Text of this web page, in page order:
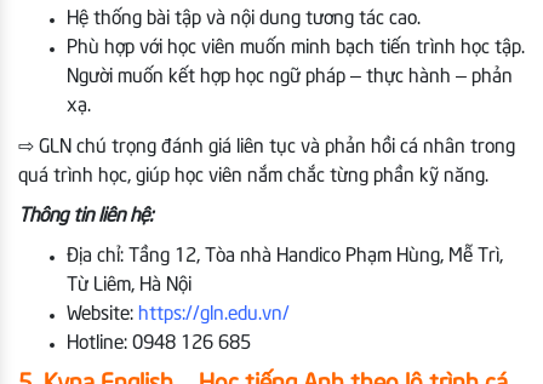
Hệ thống bài tập và nội dung tương tác cao.
Phù hợp với học viên muốn minh bạch tiến trình học tập.
Người muốn kết hợp học ngữ pháp – thực hành – phản
xạ.
⇨ GLN chú trọng đánh giá liên tục và phản hồi cá nhân trong
quá trình học, giúp học viên nắm chắc từng phần kỹ năng.
Thông tin liên hệ:
Địa chỉ: Tầng 12, Tòa nhà Handico Phạm Hùng, Mễ Trì,
Từ Liêm, Hà Nội
Website: https://gln.edu.vn/
Hotline: 0948 126 685